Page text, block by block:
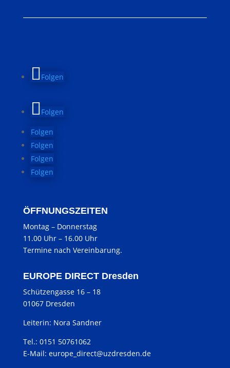
Folgen
Folgen
Folgen
Folgen
Folgen
Folgen
ÖFFNUNGSZEITEN
Montag –Donnerstag
11.00 Uhr –16.00 Uhr
Termine nach Vereinbarung.
EUROPE DIRECT Dresden
Schützengasse 16 – 18
01067 Dresden
Leiterin: Nora Sandner
Tel.: 0151 50761062
E-Mail: europe_direct@uzdresden.de